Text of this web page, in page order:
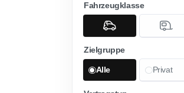
Fahrzeugklasse
Zielgruppe
Alle Privat